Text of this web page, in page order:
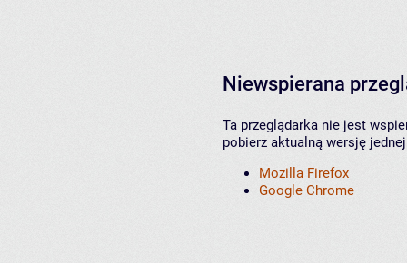
Niewspierana
Ta przeglądarka nie jest
pobierz aktualną wersję
Mozilla Firefox
Google Chrome